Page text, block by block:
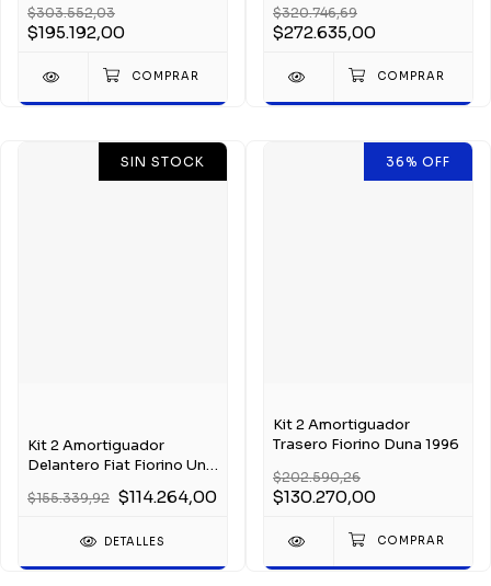
$303.552,03
$195.192,00
$320.746,69
$272.635,00
SIN STOCK
Kit 2 Amortiguador
Delantero Fiat Fiorino Uno
$155.339,92 $114.264,00
DETALLES
36% OFF
Kit 2 Amortiguador
Trasero Fiorino Duna 1996
$202.590,26
$130.270,00